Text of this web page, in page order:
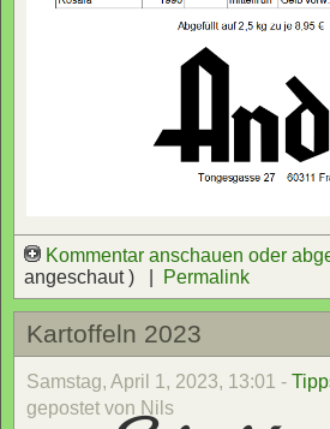
Kommentar anschauen oder
angeschaut ) |
Permalink
Kartoffeln 2023
Samstag, April 1, 2023, 13:01 -
gepostet von Nils